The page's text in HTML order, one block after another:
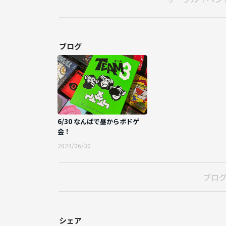
ブログ
6/30 なんばで昼からボドゲ
会！
2024/06/30
ブロ
シェア